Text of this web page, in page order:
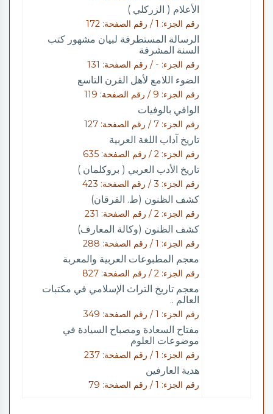
الأعلام ( الزركلي )
رقم الجزء: 1 / رقم الصفحة: 172
الرسالة المستطرفة لبيان مشهور كتب
السنة المشرفة
رقم الجزء: - / رقم الصفحة: 131
الضوء اللامع لأهل القرن التاسع
رقم الجزء: 9 / رقم الصفحة: 119
الوافي بالوفيات
رقم الجزء: 7 / رقم الصفحة: 127
تاريخ آداب اللغة العربية
رقم الجزء: 2 / رقم الصفحة: 635
تاريخ الأدب العربي ( بروكلمان )
رقم الجزء: 3 / رقم الصفحة: 423
كشف الظنون (ط. الفرقان)
رقم الجزء: 2 / رقم الصفحة: 231
كشف الظنون (وكالة المعارف)
رقم الجزء: 1 / رقم الصفحة: 288
معجم المطبوعات العربية والمعربة
رقم الجزء: 2 / رقم الصفحة: 827
معجم تاريخ التراث الإسلامي في مكتبات
العالم ..
رقم الجزء: 1 / رقم الصفحة: 349
مفتاح السعادة ومصباح السيادة في
موضوعات العلوم
رقم الجزء: 1 / رقم الصفحة: 237
هدية العارفين
رقم الجزء: 1 / رقم الصفحة: 79